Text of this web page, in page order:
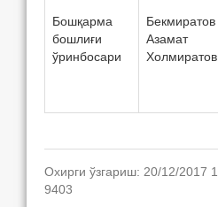
Бошқарма
бошлиғи
ўринбосари
Бекмиратов
Азамат
Охирги ўзгариш: 20/12/2017
9403